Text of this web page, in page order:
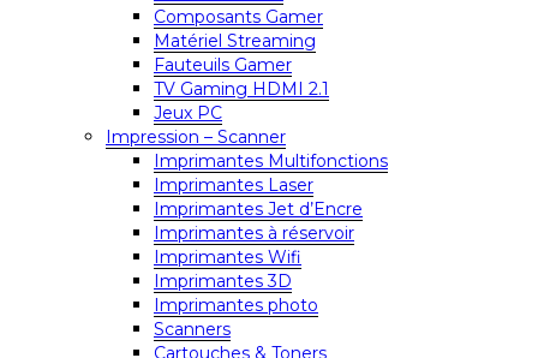
Composants Gamer
Matériel Streaming
Fauteuils Gamer
TV Gaming HDMI 2.1
Jeux PC
Impression – Scanner
Imprimantes Multifonctions
Imprimantes Laser
Imprimantes Jet d’Encre
Imprimantes à réservoir
Imprimantes Wifi
Imprimantes 3D
Imprimantes photo
Scanners
Cartouches & Toners